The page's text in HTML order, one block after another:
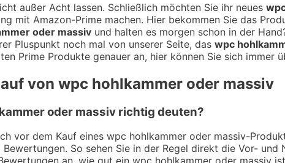
außer Acht lassen. Schließlich möchten Sie ihr neues
mit Amazon-Prime machen. Hier bekommen Sie das
oder massiv und halten es morgen schon in der
Pluspunkt noch mal von unserer Seite, das wpc
Prime Produkte genauer an, hier können Sie sich immer
von wpc hohlkammer oder massiv
oder massiv richtig deuten?
vor dem Kauf eines wpc hohlkammer oder massiv-
So sehen Sie in der Regel direkt die Vor-